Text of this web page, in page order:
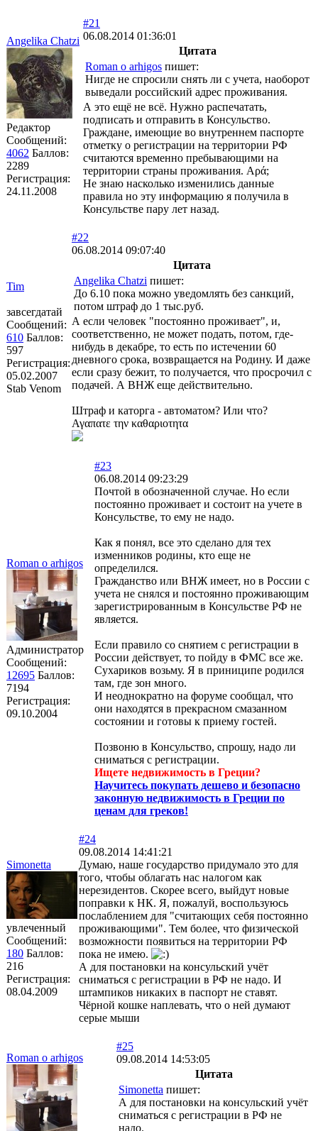
Angelika Chatzi
Редактор
Сообщений:
4062 Баллов:
2289
Регистрация:
24.11.2008
#21
06.08.2014 01:36:01
Цитата
Roman o arhigos пишет:
Нигде не спросили снять ли с учета, наоборот
выведали российский адрес проживания.
А это ещё не всё. Нужно распечатать,
подписать и отправить в Консульство.
Граждане, имеющие во внутреннем паспорте
отметку о регистрации на территории РФ
считаются временно пребывающими на
территории страны проживания. Αρά;
Не знаю насколько изменились данные
правила но эту информацию я получила в
Консульстве пару лет назад.
Tim
завсегдатай
Сообщений:
610 Баллов:
597
Регистрация:
05.02.2007
Stab Venom
#22
06.08.2014 09:07:40
Цитата
Angelika Chatzi пишет:
До 6.10 пока можно уведомлять без санкций,
потом штраф до 1 тыс.руб.
А если человек "постоянно проживает", и,
соответственно, не может подать, потом, где-
нибудь в декабре, то есть по истечении 60
дневного срока, возвращается на Родину. И даже
если сразу бежит, то получается, что просрочил с
подачей. А ВНЖ еще действительно.
Штраф и каторга - автоматом? Или что?
Αγαπατε την καθαριοτητα
Roman o arhigos
Администратор
Сообщений:
12695 Баллов:
7194
Регистрация:
09.10.2004
#23
06.08.2014 09:23:29
Почтой в обозначенной случае. Но если
постоянно проживает и состоит на учете в
Консульстве, то ему не надо.
Как я понял, все это сделано для тех
изменников родины, кто еще не
определился.
Гражданство или ВНЖ имеет, но в России с
учета не снялся и постоянно проживающим
зарегистрированным в Консульстве РФ не
является.
Если правило со снятием с регистрации в
России действует, то пойду в ФМС все же.
Сухариков возьму. Я в приниципе родился
там, где зон много.
И неоднократно на форуме сообщал, что
они находятся в прекрасном смазанном
состоянии и готовы к приему гостей.
Позвоню в Консульство, спрошу, надо ли
сниматься с регистрации.
Ищете недвижимость в Греции?
Научитесь покупать дешево и безопасно
законную недвижимость в Греции по
ценам для греков!
Simonetta
увлеченный
Сообщений:
180 Баллов:
216
Регистрация:
08.04.2009
#24
09.08.2014 14:41:21
Думаю, наше государство придумало это для
того, чтобы облагать нас налогом как
нерезидентов. Скорее всего, выйдут новые
поправки к НК. Я, пожалуй, воспользуюсь
послаблением для "считающих себя постоянно
проживающими". Тем более, что физической
возможности появиться на территории РФ
пока не имею.
А для постановки на консульский учёт
сниматься с регистрации в РФ не надо. И
штампиков никаких в паспорт не ставят.
Чёрной кошке наплевать, что о ней думают
серые мыши
Roman o arhigos
#25
09.08.2014 14:53:05
Цитата
Simonetta пишет:
А для постановки на консульский учёт
сниматься с регистрации в РФ не
надо.